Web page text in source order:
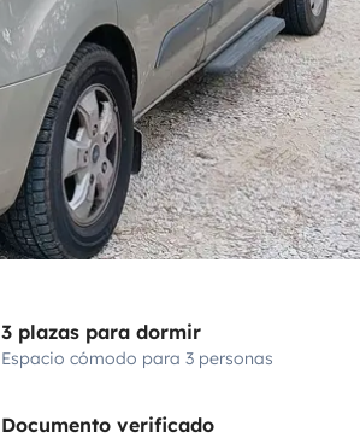
3 plazas para dormir
Espacio cómodo para 3 personas
Documento verificado